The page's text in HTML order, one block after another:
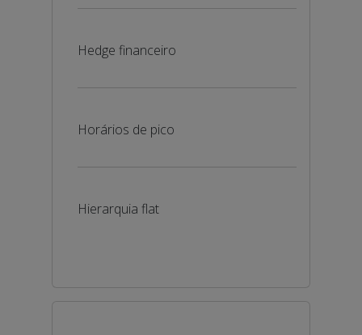
Hedge financeiro
Horários de pico
Hierarquia flat